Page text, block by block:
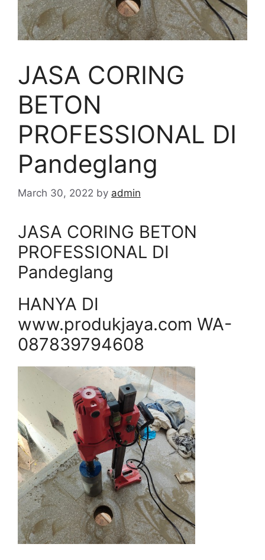
JASA CORING
BETON
PROFESSIONAL DI
Pandeglang
March 30, 2022 by admin
JASA CORING BETON
PROFESSIONAL DI
Pandeglang
HANYA DI
www.produkjaya.com WA-
087839794608